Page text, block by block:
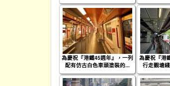
為慶祝『港鐵45週年』，一列
配有仿古白色車頭塗裝的...
為慶祝『港
行走觀塘